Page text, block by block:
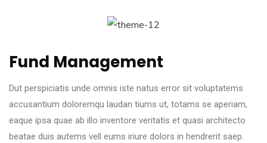
Fund Management
Dut perspiciatis unde omnis iste natus error sit voluptatems
accusantium doloremqu laudan tiums ut, totams se aperiam,
eaque ipsa quae ab illo inventore veritatis et quasi architecto
beatae duis autems vell eums iriure dolors in hendrerit saep.